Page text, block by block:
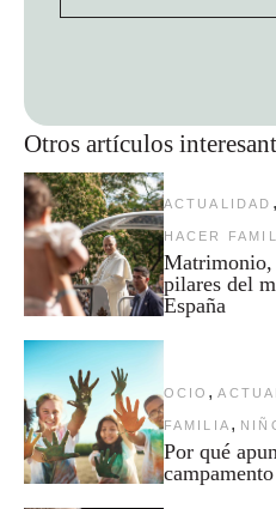
Otros artículos
ACTUALIDAD ,
HACER
Matrimonio,
pilares del
España
OCIO ,
FAMILIA ,
Por qué